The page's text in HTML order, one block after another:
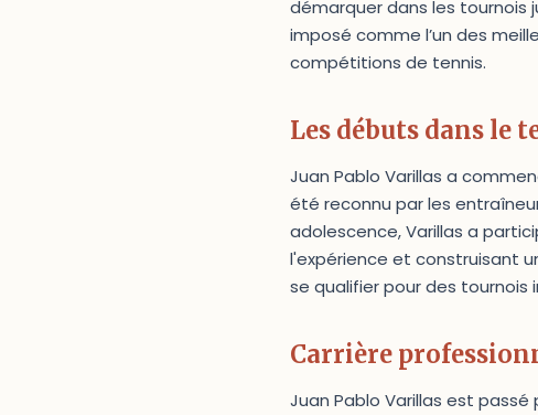
démarquer dans les tournois
imposé comme l’un des
compétitions de tennis.
Les débuts dans le
Juan Pablo Varillas a
été reconnu par les
adolescence, Varillas a
l'expérience et construisant
se qualifier pour des tournois
Carrière
Juan Pablo Varillas est passé